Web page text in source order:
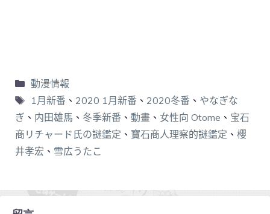
動漫情報
1月新番 、 2020 1月新番 、 2020冬番 、 やなぎな
ぎ 、 内田雄馬 、 冬季新番 、 動畫 、 女性向 Otome 、 宝石
商リチャード氏の謎鑑定 、 寶石商人理察的謎鑑定 、 櫻
井孝宏 、 雪広うたこ